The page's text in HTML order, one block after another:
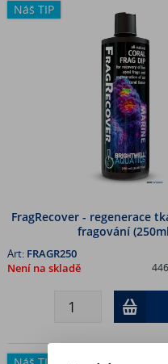
Náš TIP
FragRecover - regenerace
fragování
Art: FRAGR250
Není na skladě